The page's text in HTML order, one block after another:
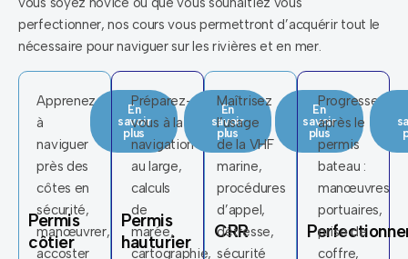
perfectionner, nos cours vous permettront d’acquérir tout le
nécessaire pour naviguer sur les rivières et en mer.
Permis
côtier
Apprenez
à
naviguer
près des
côtes en
sécurité,
manœuvrer,
accoster
En
savoir
plus
Permis
hauturier
Préparez-
vous à la
navigation
au large,
calculs
de
marée,
cartographie,
En
savoir
plus
CRR
Maîtrisez
l’usage
de la VHF
marine,
procédures
d’appel,
détresse,
sécurité
En
savoir
plus
Progressez
après le
permis
bateau :
manœuvres
portuaires,
prise de
coffre,